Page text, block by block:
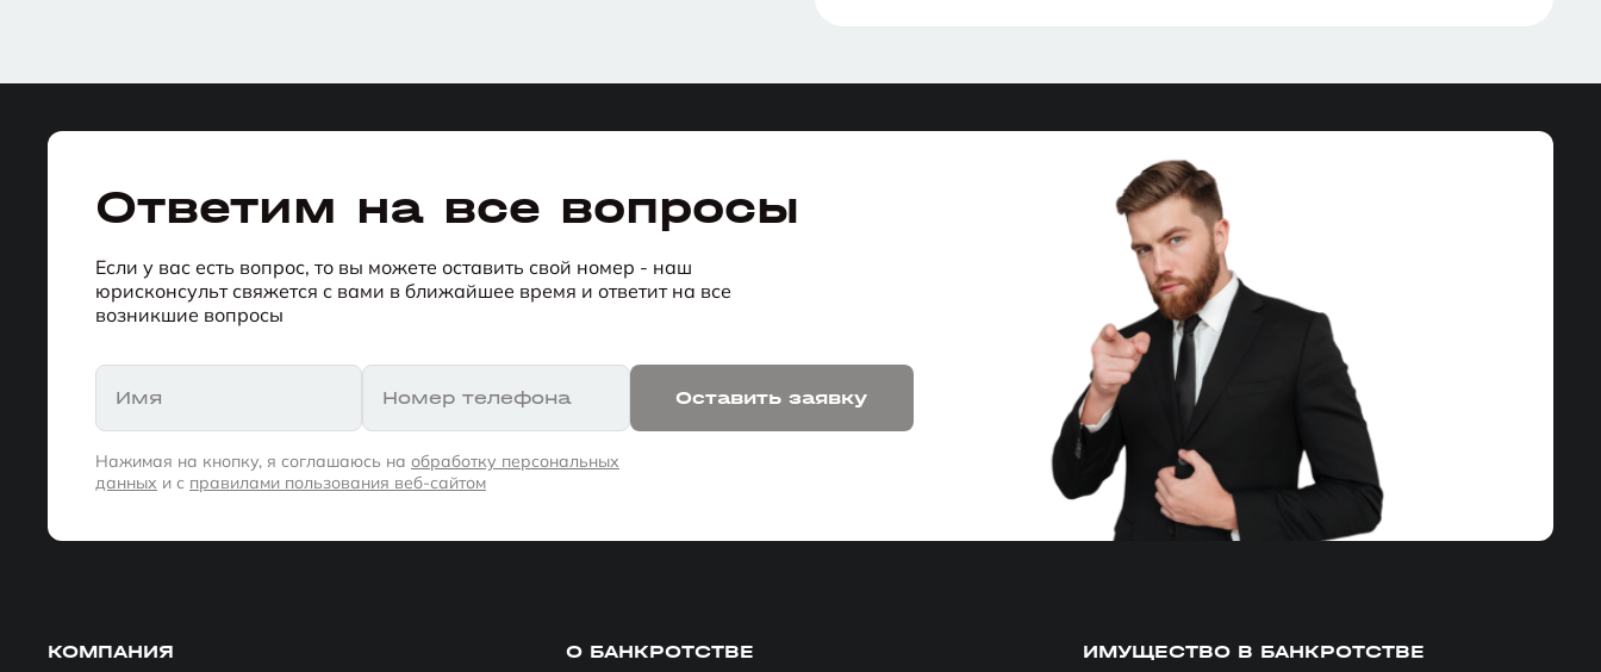
Ответим на все вопросы
Если у вас есть вопрос, то вы можете оставить свой номер - наш
юрисконсульт свяжется с вами в ближайшее время и ответит на все
возникшие вопросы
Имя Номер телефона Оставить заявку
Нажимая на кнопку, я соглашаюсь на обработку персональных
данных и с правилами пользования веб-сайтом
КОМПАНИЯ О БАНКРОТСТВЕ ИМУЩЕСТВО В БАНКРОТСТВЕ